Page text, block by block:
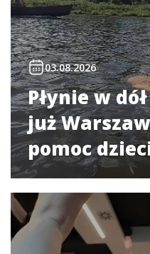
03.08.2026
Płynie w
już
pomoc